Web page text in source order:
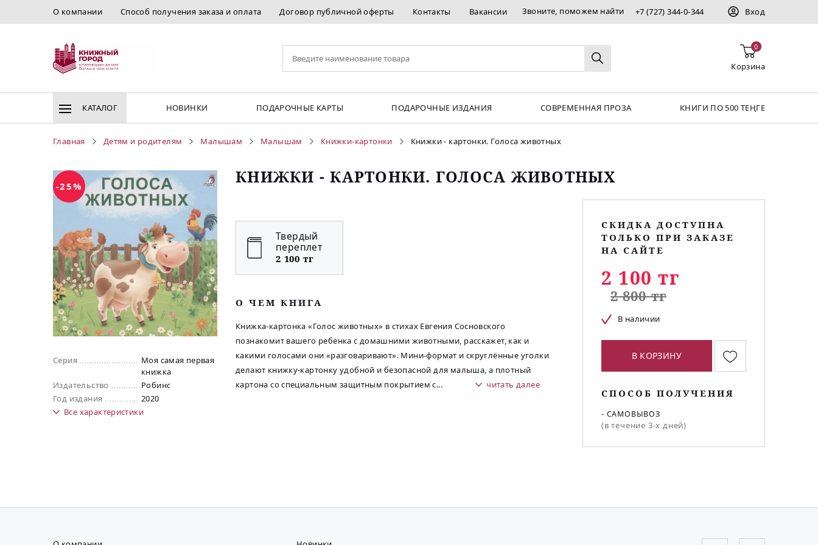
О компании Способ получения заказа и оплата Договор публичной оферты Контакты Вакансии Звоните, поможем найти +7 (727) 344-0-344 Вход
0
Корзина
КАТАЛОГ НОВИНКИ ПОДАРОЧНЫЕ КАРТЫ ПОДАРОЧНЫЕ ИЗДАНИЯ СОВРЕМЕННАЯ ПРОЗА КНИГИ ПО 500 ТЕҢГЕ
Главная Детям и родителям Малышам Малышам Книжки-картонки Книжки - картонки. Голоса животных
-25%
Серия
Моя самая первая
книжка
Издательство
Робинс
Год издания
2020
Все характеристики
КНИЖКИ - КАРТОНКИ. ГОЛОСА ЖИВОТНЫХ
Твердый
переплет
2 100 тг
O ЧЕМ КНИГА
Книжка-картонка «Голос животных» в стихах Евгения Сосновского
познакомит вашего ребёнка с домашними животными, расскажет, как и
какими голосами они «разговаривают». Мини-формат и скруглённые уголки
делают книжку-картонку удобной и безопасной для малыша, а плотный
картона со специальным защитным покрытием с... читать далее
СКИДКА ДОСТУПНА
ТОЛЬКО ПРИ ЗАКАЗЕ
НА САЙТЕ
2 100 тг
2 800 тг
В наличии
В КОРЗИНУ
СПОСОБ ПОЛУЧЕНИЯ
- САМОВЫВОЗ
(в течение 3-х дней)